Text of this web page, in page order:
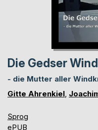
Die Gedser
- die Mutter aller
Gitte Ahrenkiel,
Sprog
ePUB